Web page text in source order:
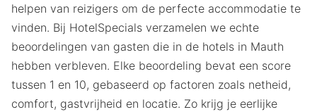
helpen van reizigers om de perfecte accommodatie te
vinden. Bij HotelSpecials verzamelen we echte
beoordelingen van gasten die in de hotels in Mauth
hebben verbleven. Elke beoordeling bevat een score
tussen 1 en 10, gebaseerd op factoren zoals netheid,
comfort, gastvrijheid en locatie. Zo krijg je eerlijke